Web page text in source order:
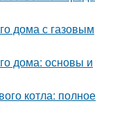
дома с газовым
дома: основы и
котла: полное